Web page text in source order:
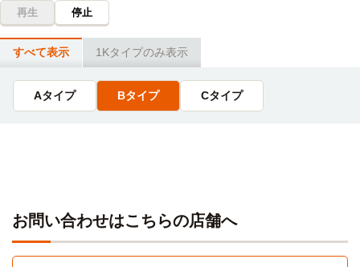
埼玉女子短期大学
上福岡駅→（東武東上線準急5分）→川越駅（5分）→（JR川
越線17分）
聖学院大学
上福岡駅→（東武東上線2分）→ふじみ野（3分）→（東武東
再生 停止
すべて表示 1Kタイプのみ表示
Aタイプ Bタイプ Cタイプ
お問い合わせはこちらの店舗へ